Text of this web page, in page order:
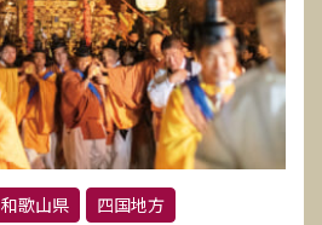
和歌山県 四国地方